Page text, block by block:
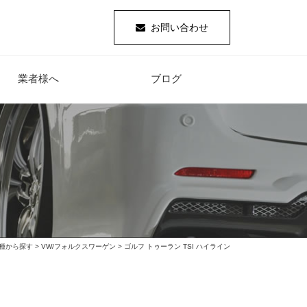
お問い合わせ
業者様へ ブログ
から探す > VW/フォルクスワーゲン > ゴルフ トゥーラン TSI ハイライン